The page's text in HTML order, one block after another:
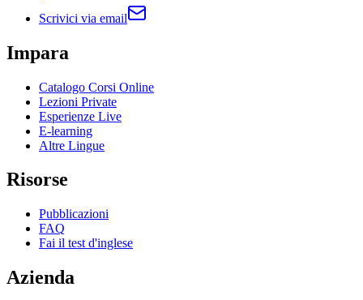
Scrivici via email
Impara
Catalogo Corsi Online
Lezioni Private
Esperienze Live
E-learning
Altre Lingue
Risorse
Pubblicazioni
FAQ
Fai il test d'inglese
Azienda